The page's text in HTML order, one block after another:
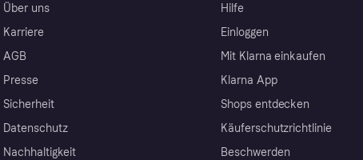
Über uns
Karriere
AGB
Presse
Sicherheit
Datenschutz
Nachhaltigkeit
Hilfe
Einloggen
Mit Klarna einkaufen
Klarna App
Shops entdecken
Käuferschutzrichtlinie
Beschwerden